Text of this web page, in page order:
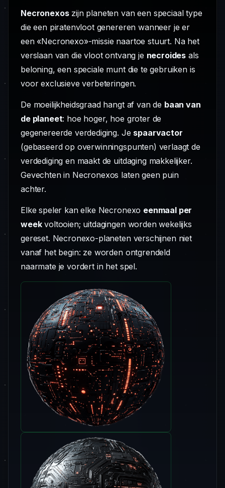
Necronexoszijn planeten van een speciaal type
die een piratenvloot genereren wanneer je er
een «Necronexo»-missie naartoe stuurt. Na het
verslaan van die vloot ontvang je necroides als
beloning, een speciale munt die te gebruiken is
voor exclusieve verbeteringen.
De moeilijkheidsgraad hangt af van de baan van
de planeet: hoe hoger, hoe groter de
gegenereerde verdediging. Je spaarvactor
(gebaseerd op overwinningspunten) verlaagt de
verdediging en maakt de uitdaging makkelijker.
Gevechten in Necronexos laten geen puin
achter.
Elke speler kan elke Necronexo eenmaal per
weekvoltooien; uitdagingen worden wekelijks
gereset. Necronexo-planeten verschijnen niet
vanaf het begin: ze worden ontgrendeld
naarmate je vordert in het spel.